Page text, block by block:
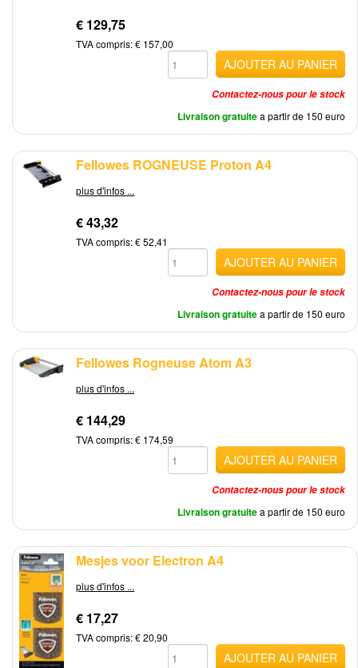
€ 129,75
TVA compris: € 157,00
AJOUTER AU PANIER
Contactez-nous pour le stock
Livraison gratuitea partir de 150 euro
Fellowes ROGNEUSE Proton A4
plus d'infos ...
€ 43,32
TVA compris: € 52,41
AJOUTER AU PANIER
Contactez-nous pour le stock
Livraison gratuitea partir de 150 euro
Fellowes Rogneuse Atom A3
plus d'infos ...
€ 144,29
TVA compris: € 174,59
AJOUTER AU PANIER
Contactez-nous pour le stock
Livraison gratuitea partir de 150 euro
Mesjes voor Electron A4
plus d'infos ...
€ 17,27
TVA compris: € 20,90
AJOUTER AU PANIER